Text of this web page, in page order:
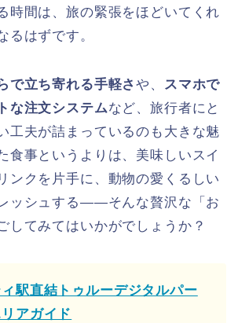
時間は、旅の緊張をほどいてくれ
るはずです。
で立ち寄れる手軽さや、 スマホで
な注文システムなど、旅行者にと
工夫が詰まっているのも大きな魅
食事というよりは、美味しいスイ
ンクを片手に、動物の愛くるしい
ッシュする――そんな贅沢な「お
してみてはいかがでしょうか？
駅直結トゥルーデジタルパー
アガイド